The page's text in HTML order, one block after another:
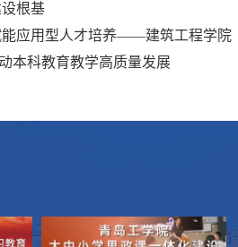
根基
能应用型人才培养——建筑工程学院
本科教育教学高质量发展